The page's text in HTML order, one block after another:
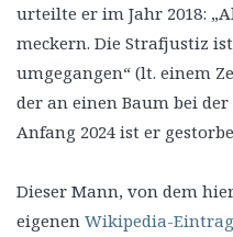
urteilte er im Jahr 2018:
meckern. Die Strafjustiz
umgegangen“ (lt. einem
der an einen Baum bei
Anfang 2024 ist er
Dieser Mann, von dem
eigenen Wikipedia-